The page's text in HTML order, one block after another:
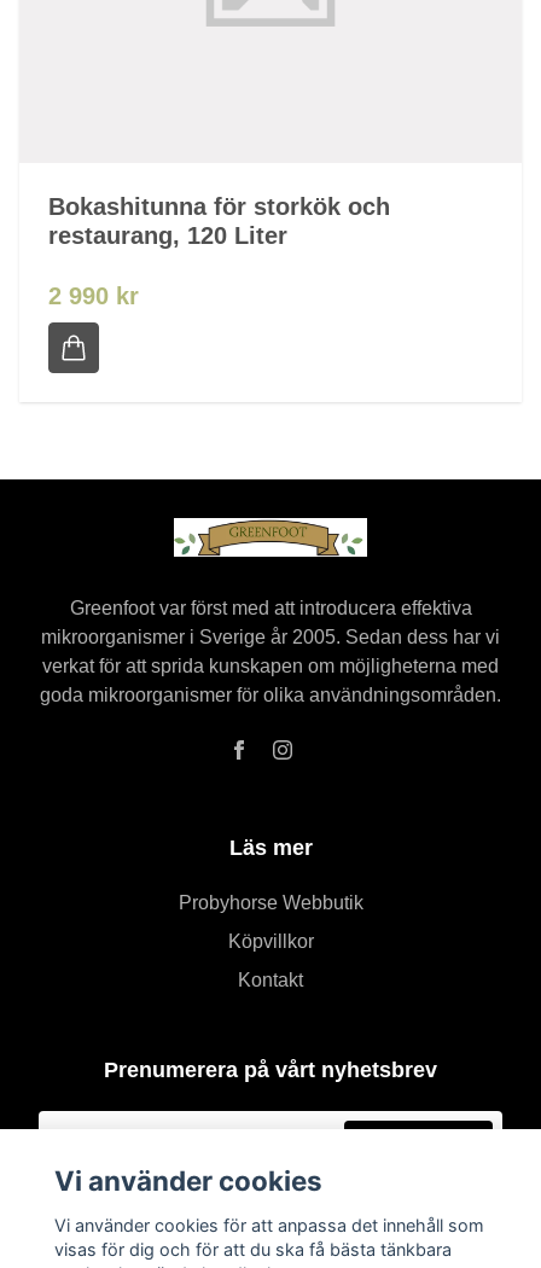
Bokashitunna för storkök och
restaurang, 120 Liter
2 990 kr
Greenfoot var först med att introducera effektiva
mikroorganismer i Sverige år 2005. Sedan dess har vi
verkat för att sprida kunskapen om möjligheterna med
goda mikroorganismer för olika användningsområden.
Läs mer
Probyhorse Webbutik
Köpvillkor
Kontakt
Prenumerera på vårt nyhetsbrev
Vi använder cookies
Vi använder cookies för att anpassa det innehåll som
visas för dig och för att du ska få bästa tänkbara